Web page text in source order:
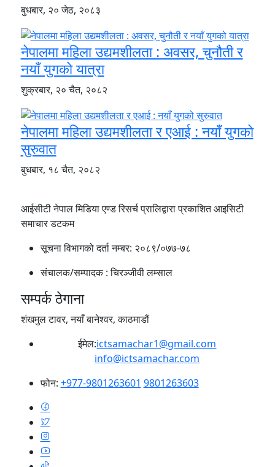
बुधबार, २० जेठ, २०८३
नेपालमा महिला उद्यमशीलता : अवसर, चुनौती र
नयाँ युगको यात्रा
शुक्रबार, २० चैत, २०८२
नेपालमा महिला उद्यमशीलता र एआई : नयाँ युगको
सुरुवात
बुधबार, १८ चैत, २०८२
आईसीटी नेपाल मिडिया एण्ड रिसर्च प्रालिद्वारा प्रकाशित आइसिटी
समाचार डटकम
सूचना विभागको दर्ता नम्बर: २०८९/०७७-७८
संचालक/सम्पादक :चिरञ्जीवी लम्साल
सम्पर्क ठेगाना
शंखमुल टावर, नयाँ बानेश्वर, काठमाडौं
ईमेल:ictsamachar1@gmail.com
info@ictsamachar.com
फोन: +977-9801263601 9801263603